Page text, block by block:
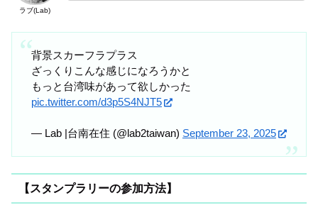
ラブ(Lab)
背景スカーフラプラス
ざっくりこんな感じになろうかと
もっと台湾味があって欲しかった
pic.twitter.com/d3p5S4NJT5
— Lab |台南在住 (@lab2taiwan) September 23, 2025
【スタンプラリーの参加方法】